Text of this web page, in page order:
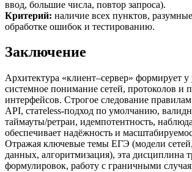
ввод, большие числа, повтор запроса).
Критерий: наличие всех пунктов,
обработке ошибок и тестированию.
Заключение
Архитектура «клиент–сервер» формирует у
системное понимание сетей, протоколов и
интерфейсов. Строгое следование
API, статeless-подход по умолчанию,
таймауты/ретраи, идемпотентность,
обеспечивает надёжность и
Отражая ключевые темы ЕГЭ (модели
данных, алгоритмизация), эта дисциплина
формулировок, работу с граничными